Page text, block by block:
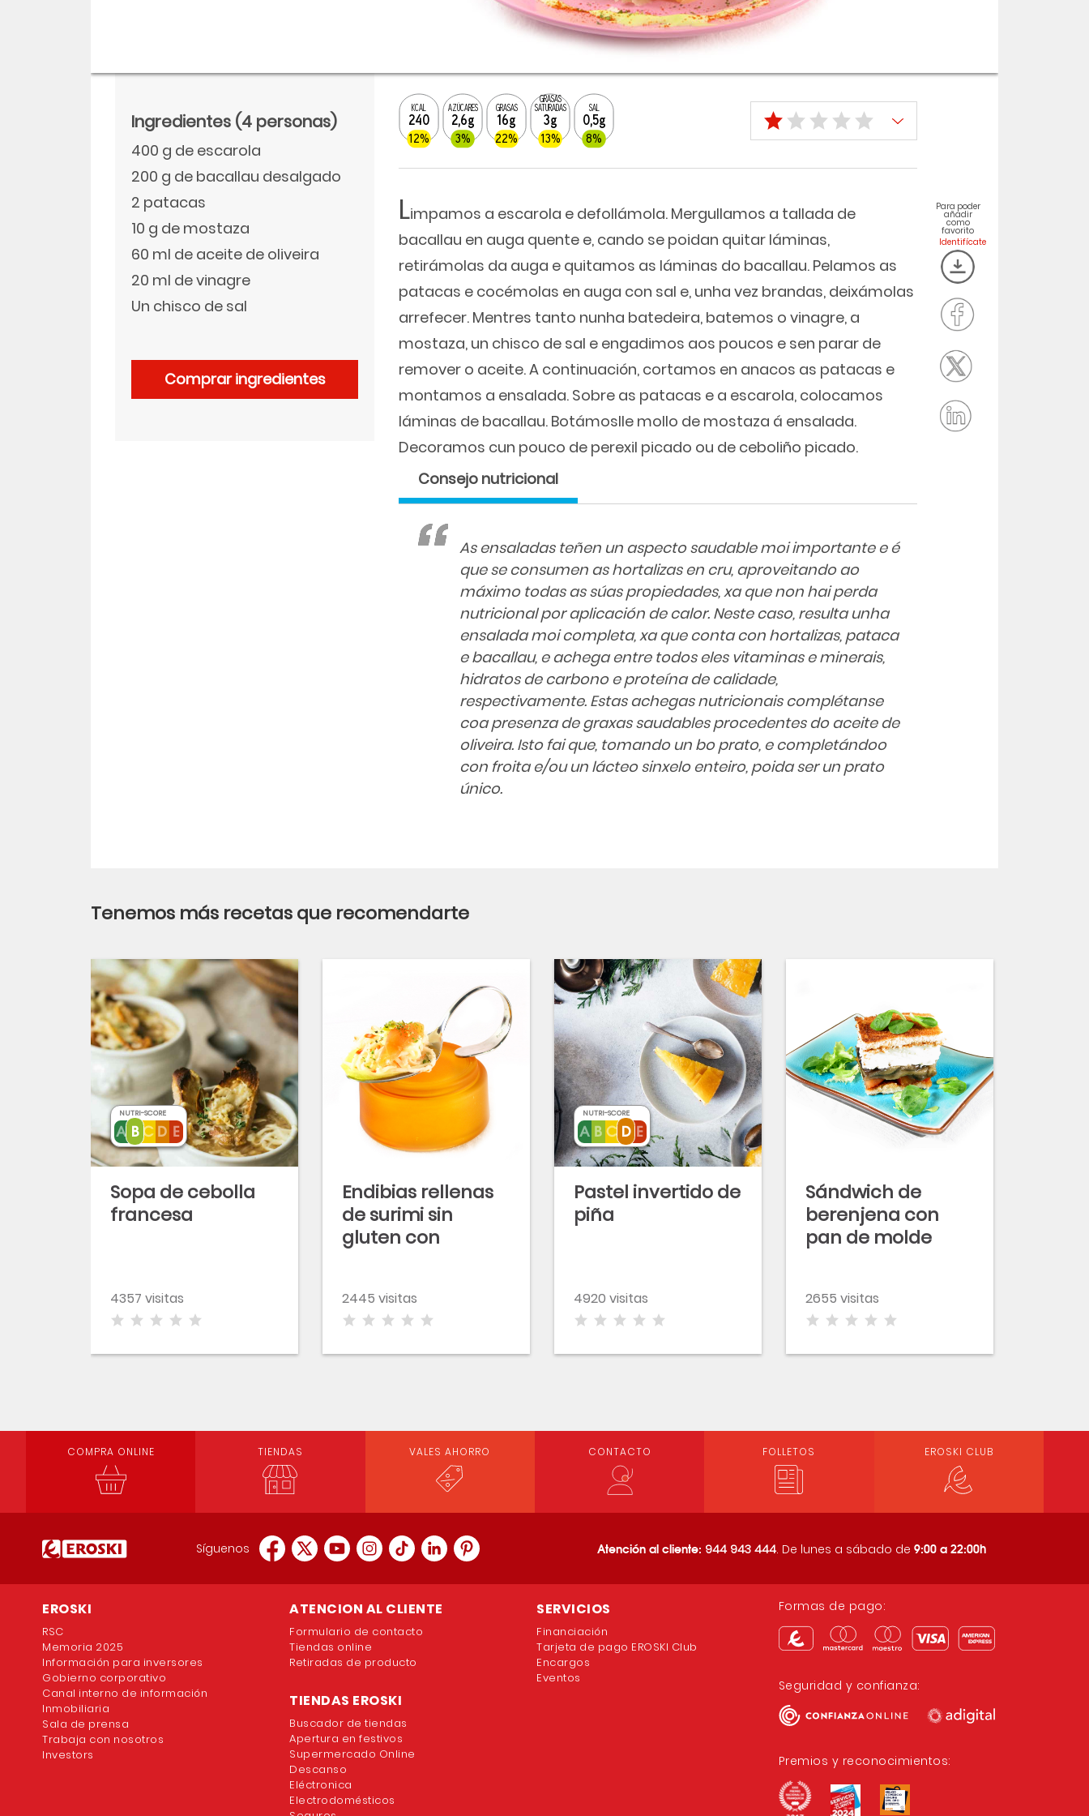
KCAL
240
12%
AZÚCARES
2,6g
3%
GRASAS
16g
22%
GRASAS
SATURADAS
3g
13%
SAL
0,5g
8%
Limpamos a escarola e defollámola. Mergullamos a tallada de
bacallau en auga quente e, cando se poidan quitar láminas,
retirámolas da auga e quitamos as láminas do bacallau. Pelamos as
patacas e cocémolas en auga con sal e, unha vez brandas, deixámolas
arrefecer. Mentres tanto nunha batedeira, batemos o vinagre, a
mostaza, un chisco de sal e engadimos aos poucos e sen parar de
remover o aceite. A continuación, cortamos en anacos as patacas e
montamos a ensalada. Sobre as patacas e a escarola, colocamos
láminas de bacallau. Botámoslle mollo de mostaza á ensalada.
Decoramos cun pouco de perexil picado ou de ceboliño picado.
Consejo nutricional
As ensaladas teñen un aspecto saudable moi importante e é
que se consumen as hortalizas en cru, aproveitando ao
máximo todas as súas propiedades, xa que non hai perda
nutricional por aplicación de calor. Neste caso, resulta unha
ensalada moi completa, xa que conta con hortalizas, pataca
e bacallau, e achega entre todos eles vitaminas e minerais,
hidratos de carbono e proteína de calidade,
respectivamente. Estas achegas nutricionais complétanse
coa presenza de graxas saudables procedentes do aceite de
oliveira. Isto fai que, tomando un bo prato, e completándoo
con froita e/ou un lácteo sinxelo enteiro, poida ser un prato
único.
Para poder
añadir
como
favorito
Ingredientes (4 personas)
400 g de escarola
200 g de bacallau desalgado
2 patacas
10 g de mostaza
60 ml de aceite de oliveira
20 ml de vinagre
Un chisco de sal
Comprar ingredientes
Tenemos más recetas que recomendarte
Sopa de cebolla
francesa
4357 visitas
NUTRI-SCORE
Endibias rellenas
de surimi sin
gluten con
2445 visitas
Pastel invertido de
piña
4920 visitas
NUTRI-SCORE
Sándwich de
berenjena con
pan de molde
2655 visitas
COMPRA ONLINE TIENDAS VALES AHORRO CONTACTO FOLLETOS EROSKI CLUB
Síguenos Atención al cliente: 944 943 444. De lunes a sábado de 9:00 a 22:00h
EROSKI
RSC
Memoria 2025
Información para inversores
Gobierno corporativo
Canal interno de información
Inmobiliaria
Sala de prensa
Trabaja con nosotros
Investors
ATENCION AL CLIENTE
Formulario de contacto
Tiendas online
Retiradas de producto
TIENDAS EROSKI
Buscador de tiendas
Apertura en festivos
Supermercado Online
Descanso
Eléctronica
Electrodomésticos
SERVICIOS
Financiación
Tarjeta de pago EROSKI Club
Encargos
Eventos
Formas de pago:
Seguridad y confianza:
Premios y reconocimientos: